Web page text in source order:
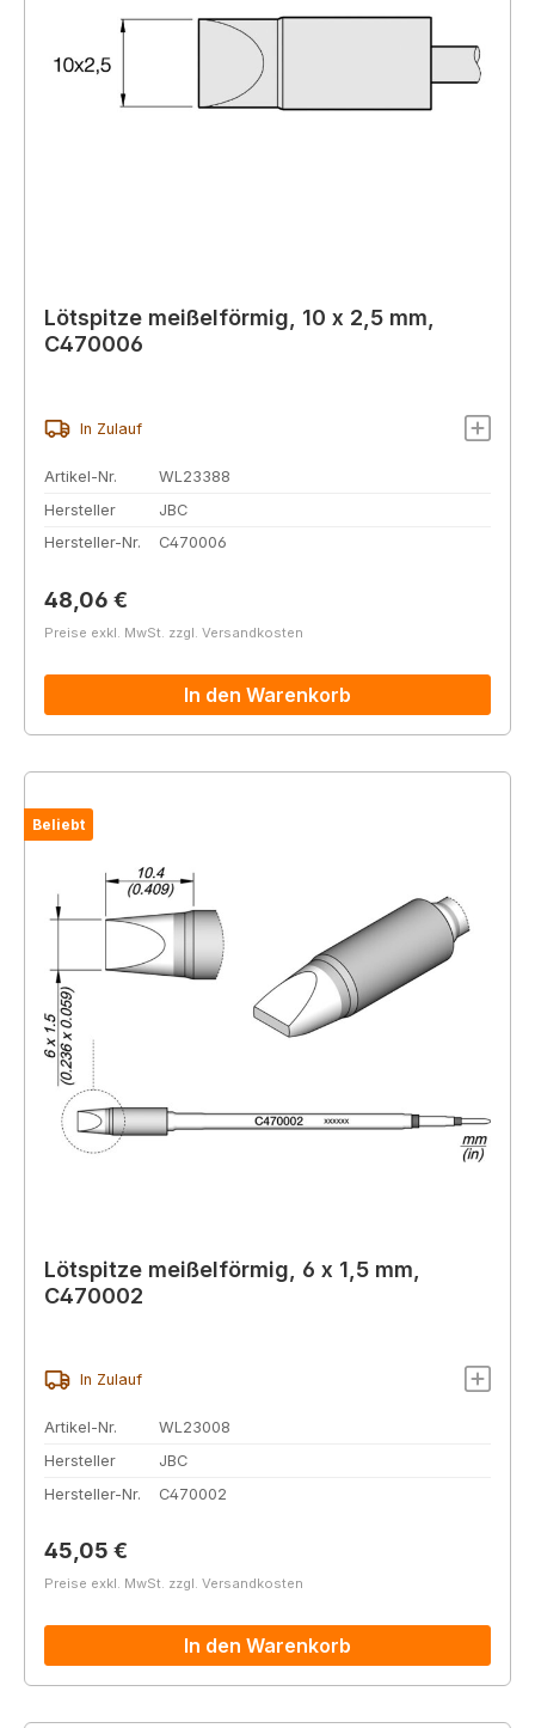
Lötspitze meißelförmig, 10 x 2,5 mm,
C470006
In Zulauf
Artikel-Nr.
WL23388
Hersteller
JBC
Hersteller-Nr.
C470006
Regulärer Preis:
48,06 €
Preise exkl. MwSt. zzgl. Versandkosten
In den Warenkorb
Beliebt
Lötspitze meißelförmig, 6 x 1,5 mm,
C470002
In Zulauf
Artikel-Nr.
WL23008
Hersteller
JBC
Hersteller-Nr.
C470002
Regulärer Preis:
45,05 €
Preise exkl. MwSt. zzgl. Versandkosten
In den Warenkorb